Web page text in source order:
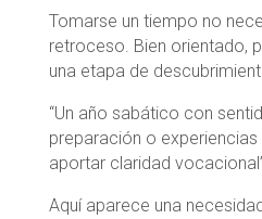
Tomarse un tiempo no
retroceso. Bien orientado,
una etapa de
“Un año sabático con
preparación o
aportar claridad
Aquí aparece una